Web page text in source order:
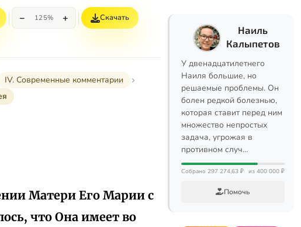
− 125% + Скачать
IV. Современные комментарии
Матери Его Марии с
что Она имеет во
Наиль
Калыпетов
У двенадцатилетнего
Наиля большие, но
решаемые проблемы. Он
болен редкой болезнью,
которая ставит перед ним
множество непростых
задача, угрожая в
противном случ…
Собрано 297 274,63 ₽ из 400 000 ₽
Помочь